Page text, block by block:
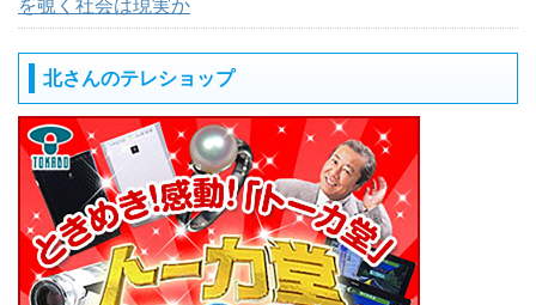
を覗く社会は現実か
北さんのテレショップ